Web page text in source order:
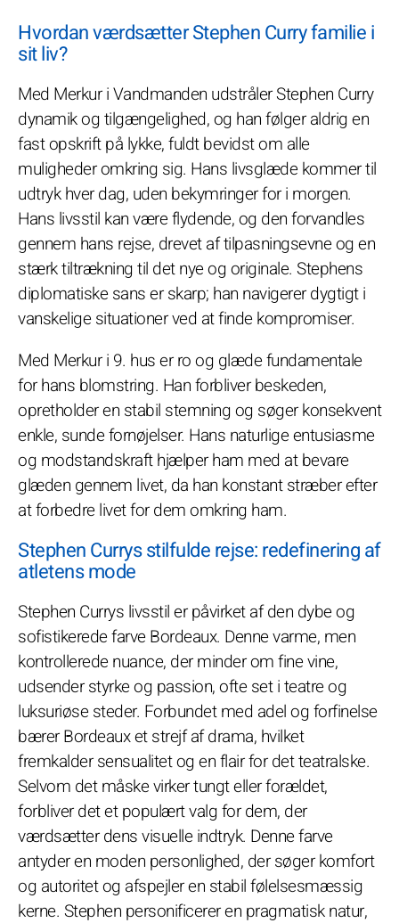
Hvordan værdsætter Stephen Curry familie i
sit liv?
Med Merkur i Vandmanden udstråler Stephen Curry
dynamik og tilgængelighed, og han følger aldrig en
fast opskrift på lykke, fuldt bevidst om alle
muligheder omkring sig. Hans livsglæde kommer til
udtryk hver dag, uden bekymringer for i morgen.
Hans livsstil kan være flydende, og den forvandles
gennem hans rejse, drevet af tilpasningsevne og en
stærk tiltrækning til det nye og originale. Stephens
diplomatiske sans er skarp; han navigerer dygtigt i
vanskelige situationer ved at finde kompromiser.
Med Merkur i 9. hus er ro og glæde fundamentale
for hans blomstring. Han forbliver beskeden,
opretholder en stabil stemning og søger konsekvent
enkle, sunde fornøjelser. Hans naturlige entusiasme
og modstandskraft hjælper ham med at bevare
glæden gennem livet, da han konstant stræber efter
at forbedre livet for dem omkring ham.
Stephen Currys stilfulde rejse: redefinering af
atletens mode
Stephen Currys livsstil er påvirket af den dybe og
sofistikerede farve Bordeaux. Denne varme, men
kontrollerede nuance, der minder om fine vine,
udsender styrke og passion, ofte set i teatre og
luksuriøse steder. Forbundet med adel og forfinelse
bærer Bordeaux et strejf af drama, hvilket
fremkalder sensualitet og en flair for det teatralske.
Selvom det måske virker tungt eller forældet,
forbliver det et populært valg for dem, der
værdsætter dens visuelle indtryk. Denne farve
antyder en moden personlighed, der søger komfort
og autoritet og afspejler en stabil følelsesmæssig
kerne. Stephen personificerer en pragmatisk natur,